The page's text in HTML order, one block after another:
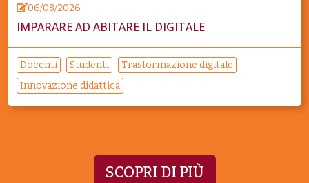
06/08/2026
IMPARARE AD ABITARE IL DIGITALE
Docenti Studenti
Trasformazione digitale
Innovazione didattica
SCOPRI DI PIÙ